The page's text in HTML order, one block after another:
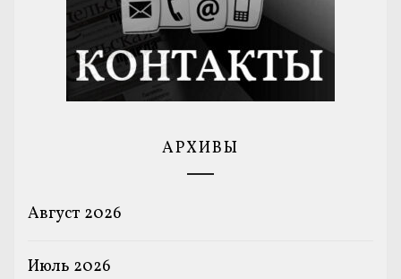
АРХИВЫ
Август 2026
Июль 2026